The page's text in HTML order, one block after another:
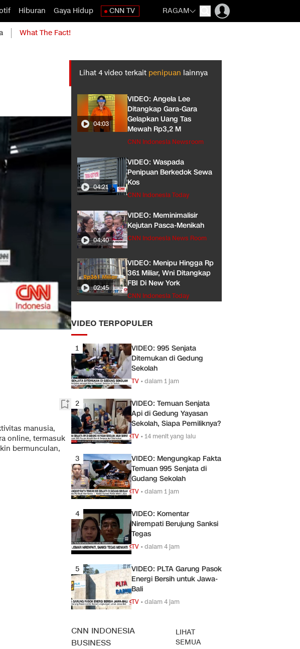
Hiburan Gaya Hidup CNN TV RAGAM
What The Fact!
manusia,
online, termasuk
bermunculan,
Lihat 4 video terkait penipuan lainnya
04:03
VIDEO: Angela Lee
Ditangkap Gara-Gara
Gelapkan Uang Tas
Mewah Rp3,2 M
CNN Indonesia Newsroom
04:21
VIDEO: Waspada
Penipuan Berkedok Sewa
Kos
CNN Indonesia Today
04:40
VIDEO: Meminimalisir
Kejutan Pasca-Menikah
CNN Indonesia News Room
02:45
VIDEO: Menipu Hingga Rp
361 Miliar, Wni Ditangkap
FBI Di New York
CNN Indonesia Today
VIDEO TERPOPULER
1
VIDEO: 995 Senjata
Ditemukan di Gedung
Sekolah
TV •dalam 1 jam
2
VIDEO: Temuan Senjata
Api di Gedung Yayasan
Sekolah, Siapa Pemiliknya?
TV •14 menit yang lalu
3
VIDEO: Mengungkap Fakta
Temuan 995 Senjata di
Gudang Sekolah
TV •dalam 1 jam
4
VIDEO: Komentar
Nirempati Berujung Sanksi
Tegas
TV •dalam 4 jam
5
VIDEO: PLTA Garung Pasok
Energi Bersih untuk Jawa-
Bali
TV •dalam 4 jam
CNN INDONESIA
BUSINESS
LIHAT
SEMUA